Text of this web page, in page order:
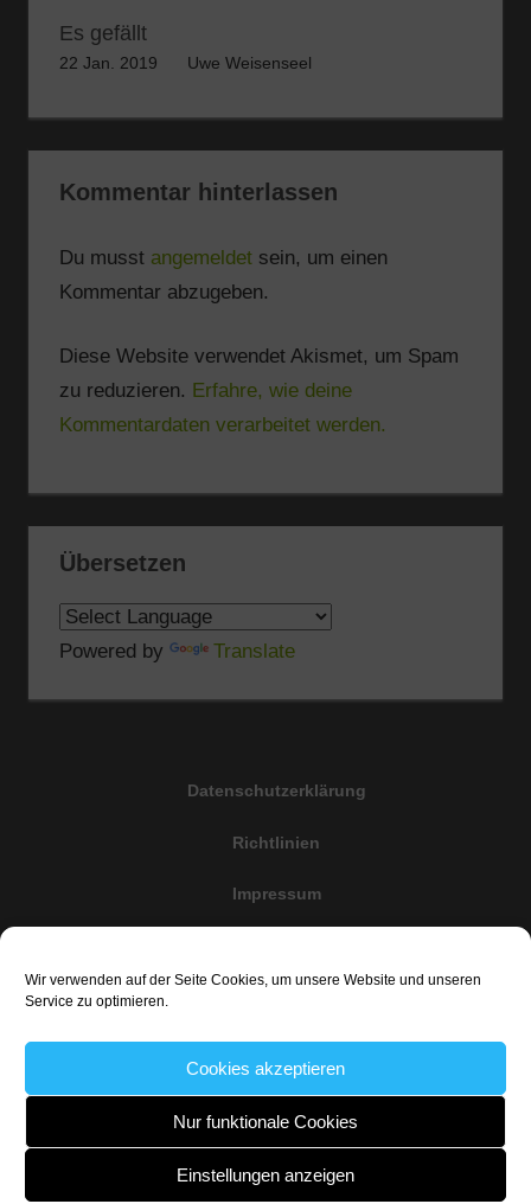
Wir verwenden auf der Seite Cookies, um unsere Website und unseren
Service zu optimieren.
Cookies akzeptieren
Nur funktionale Cookies
Einstellungen anzeigen
Es gefällt
22 Jan. 2019 Uwe Weisenseel
Kommentar hinterlassen
Du musst angemeldetsein, um einen
Kommentar abzugeben.
Diese Website verwendet Akismet, um Spam
zu reduzieren. Erfahre, wie deine
Kommentardaten verarbeitet werden.
Übersetzen
Powered by Translate
Datenschutzerklärung
Richtlinien
Impressum
@Copyright 2020 uwe@weisenseel.de All rights reserved